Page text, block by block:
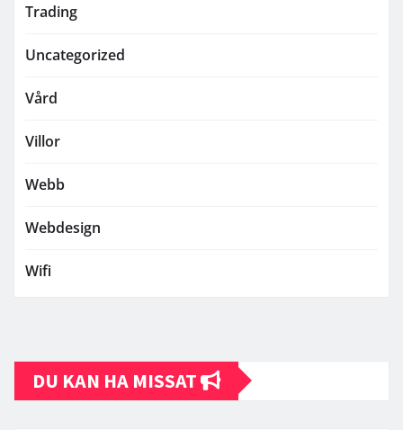
Trading
Uncategorized
Vård
Villor
Webb
Webdesign
Wifi
DU KAN HA MISSAT